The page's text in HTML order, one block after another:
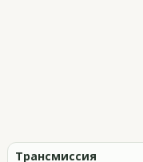
Трансмиссия